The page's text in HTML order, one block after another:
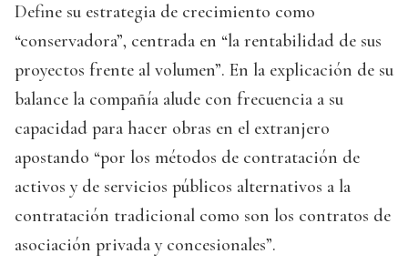
Define su estrategia de crecimiento como
“conservadora”, centrada en “la rentabilidad de sus
proyectos frente al volumen”. En la explicación de su
balance la compañía alude con frecuencia a su
capacidad para hacer obras en el extranjero
apostando “por los métodos de contratación de
activos y de servicios públicos alternativos a la
contratación tradicional como son los contratos de
asociación privada y concesionales”.